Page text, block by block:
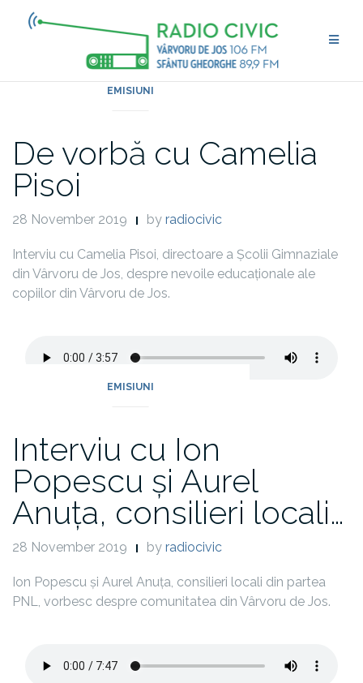
EMISIUNI
De vorbă cu Camelia
Pisoi
28 November 2019 by radiocivic
Interviu cu Camelia Pisoi, directoare a Școlii Gimnaziale
din Vârvoru de Jos, despre nevoile educaționale ale
copiilor din Vârvoru de Jos.
EMISIUNI
Interviu cu Ion
Popescu și Aurel
Anuța, consilieri locali…
28 November 2019 by radiocivic
Ion Popescu și Aurel Anuța, consilieri locali din partea
PNL, vorbesc despre comunitatea din Vârvoru de Jos.